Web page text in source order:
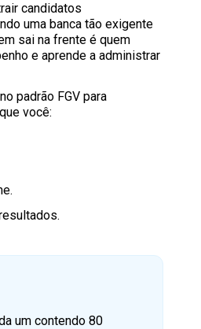
candidatos
uma banca tão exigente
sai na frente é quem
e aprende a administrar
padrão FGV para
você:
um contendo 80